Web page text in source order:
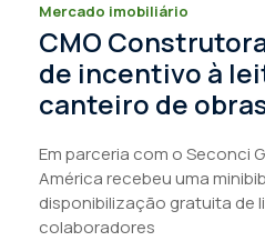
Mercado imobiliário
CMO
de incentivo à
canteiro de
Em parceria com o Seconci
América recebeu uma
disponibilização gratuita de
colaboradores